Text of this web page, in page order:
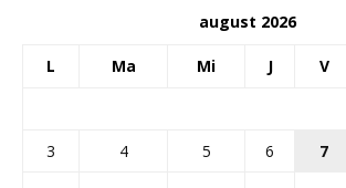
august 2026
L Ma Mi J V
3
4 5 6 7